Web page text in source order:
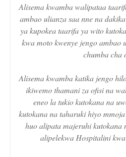
Alisema kwamba walipataa
ambao ulianza saa nne na
ya kupokea taarifa ya wito
kwa moto kwenye jengo ambao
chumba cha
Alisema kwamba katika jengo
ikiwemo thamani za ofisi na
eneo la tukio kutokana na
kutokana na taharuki hiyo
huo alipata majeruhi kutokana
alipelekwa Hospitalini